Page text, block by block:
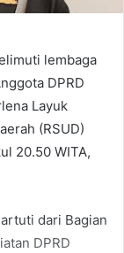
lembaga
DPRD
Layuk
(RSUD)
20.50 WITA,
dari Bagian
DPRD